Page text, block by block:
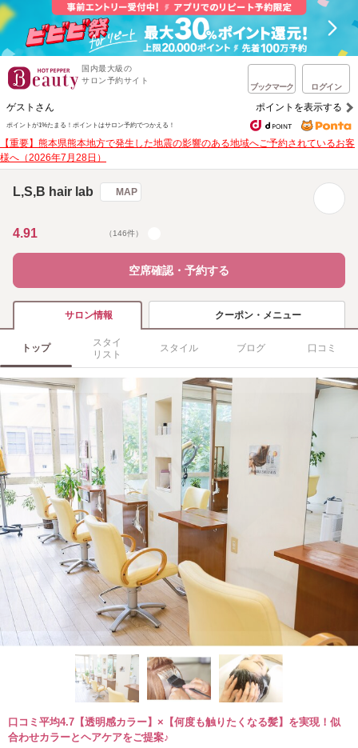
国内最大級の
サロン予約サイト
ブックマーク ログイン
ゲストさん ポイントを表示する
ポイントが1%たまる！ ポイントはサロン予約でつかえる！
【重要】熊本県熊本地方で発生した地震の影響のある地域へご予約されているお客
様へ（2026年7月28日）
L,S,B hair lab MAP
4.91 （146件）
空席確認・予約する
サロン情報 クーポン・メニュー
トップ
スタイ
リスト
スタイル ブログ 口コミ
口コミ平均4.7【透明感カラー】×【何度も触りたくなる髪】を実現！似
合わせカラーとヘアケアをご提案♪